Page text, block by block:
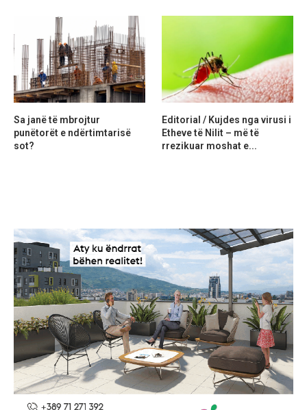
Sa janë të mbrojtur
punëtorët e ndërtimtarisë
sot?
Editorial / Kujdes nga virusi i
Etheve të Nilit – më të
rrezikuar moshat e...